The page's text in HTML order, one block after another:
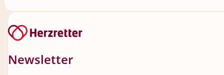
Newsletter